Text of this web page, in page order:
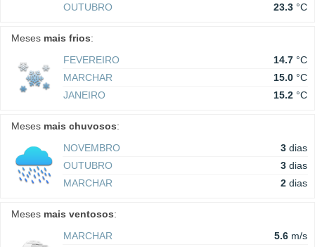
OUTUBRO
23.3 °C
Meses mais frios:
FEVEREIRO
14.7 °C
MARCHAR
15.0 °C
JANEIRO
15.2 °C
Meses mais chuvosos:
NOVEMBRO
3 dias
OUTUBRO
3 dias
MARCHAR
2 dias
Meses mais ventosos:
MARCHAR
5.6 m/s